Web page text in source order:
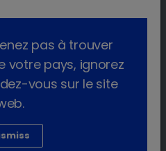
la priorité à la
les éleveurs de
leur productivité
attentes
pas à trouver
votre pays, ignorez
vous sur le site